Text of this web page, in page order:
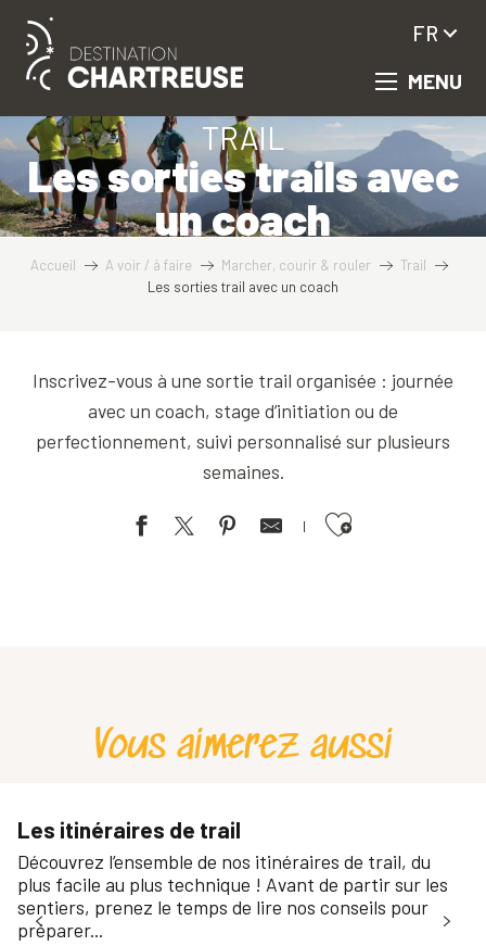
contenu
principal
MENU
FR
TRAIL
Les sorties trails avec
un coach
Accueil A voir / à faire Marcher, courir & rouler
Trail
Les sorties trail avec un coach
Inscrivez-vous à une sortie trail organisée : journée
avec un coach, stage d’initiation ou de
perfectionnement, suivi personnalisé sur plusieurs
semaines.
Ajouter aux favoris
Vous aimerez aussi
Les itinéraires de trail
Découvrez l’ensemble de nos itinéraires de trail, du
plus facile au plus technique ! Avant de partir sur les
sentiers, prenez le temps de lire nos conseils pour
préparer...